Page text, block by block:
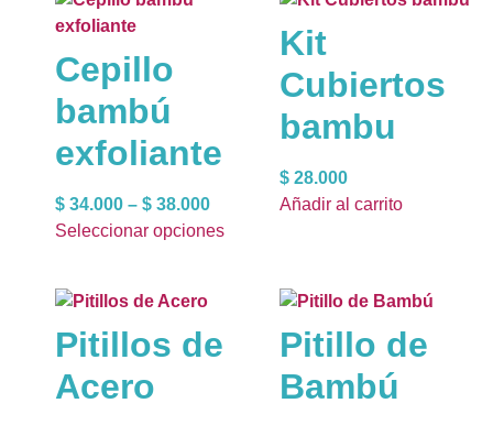
Cepillo
bambú
exfoliante
$ 34.000 – $ 38.000
Seleccionar opciones
Kit
Cubiertos
bambu
$ 28.000
Añadir al carrito
Pitillos de
Acero
Pitillo de
Bambú